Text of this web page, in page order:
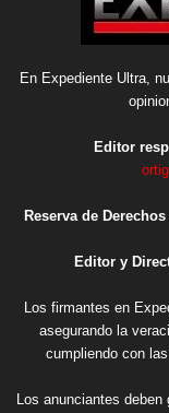
En Expediente Ultra,
Editor
Reserva de
Editor y
Los firmantes en
asegurando la
cumpliendo con
Los anunciantes